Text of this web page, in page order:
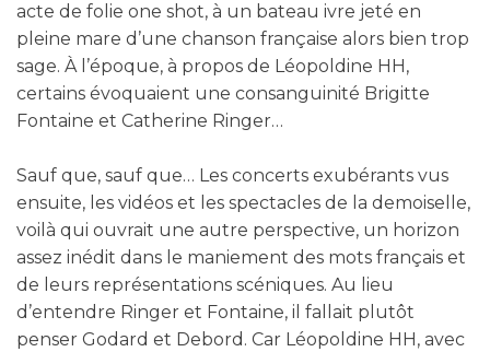
acte de folie one shot, à un bateau ivre jeté en
pleine mare d’une chanson française alors bien trop
sage. À l’époque, à propos de Léopoldine HH,
certains évoquaient une consanguinité Brigitte
Fontaine et Catherine Ringer…
Sauf que, sauf que… Les concerts exubérants vus
ensuite, les vidéos et les spectacles de la demoiselle,
voilà qui ouvrait une autre perspective, un horizon
assez inédit dans le maniement des mots français et
de leurs représentations scéniques. Au lieu
d’entendre Ringer et Fontaine, il fallait plutôt
penser Godard et Debord. Car Léopoldine HH, avec